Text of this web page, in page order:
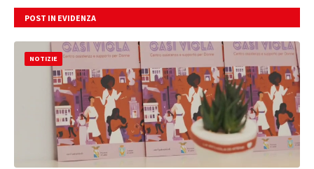
POST IN EVIDENZA
NOTIZIE